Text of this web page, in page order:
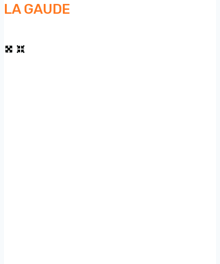
LA GAUDE